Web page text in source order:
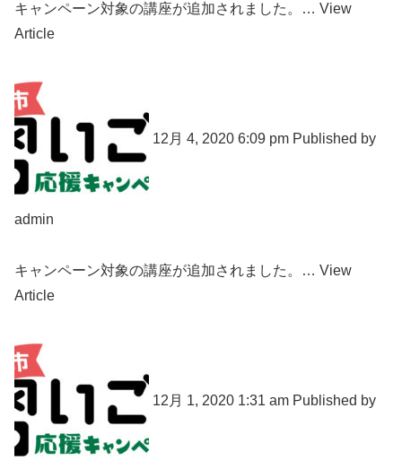
キャンペーン対象の講座が追加されました。… View
Article
12月 4, 2020 6:09 pm Published by
admin
キャンペーン対象の講座が追加されました。… View
Article
12月 1, 2020 1:31 am Published by